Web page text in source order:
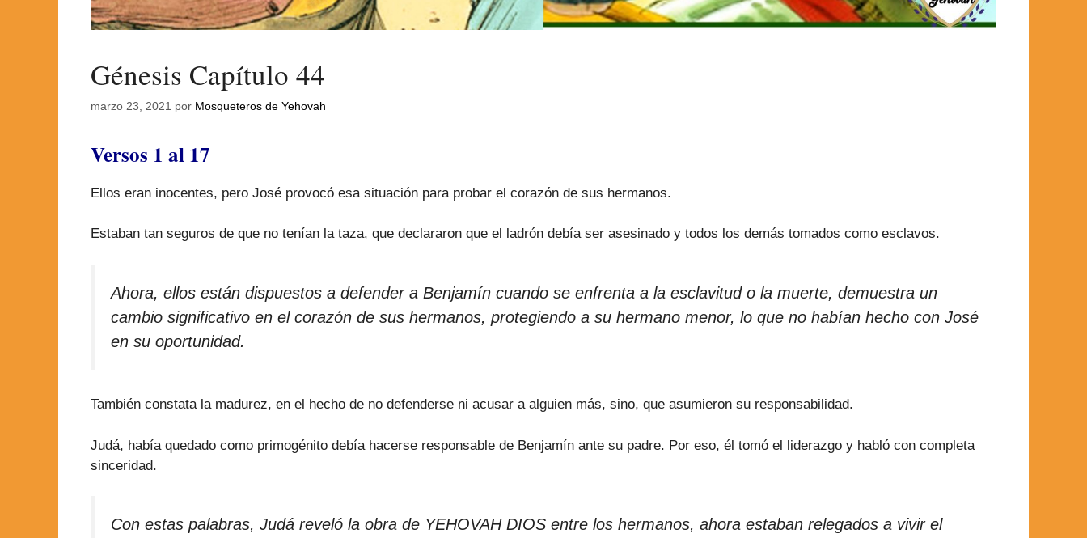
Génesis Capítulo 44
marzo 23, 2021 por Mosqueteros de Yehovah
Versos 1 al 17
Ellos eran inocentes, pero José provocó esa situación para probar el corazón de sus hermanos.
Estaban tan seguros de que no tenían la taza, que declararon que el ladrón debía ser asesinado y todos los demás tomados como esclavos.
Ahora, ellos están dispuestos a defender a Benjamín cuando se enfrenta a la esclavitud o la muerte, demuestra un
cambio significativo en el corazón de sus hermanos, protegiendo a su hermano menor, lo que no habían hecho con José
en su oportunidad.
También constata la madurez, en el hecho de no defenderse ni acusar a alguien más, sino, que asumieron su responsabilidad.
Judá, había quedado como primogénito debía hacerse responsable de Benjamín ante su padre. Por eso, él tomó el liderazgo y habló con completa
sinceridad.
Con estas palabras, Judá reveló la obra de YEHOVAH DIOS entre los hermanos, ahora estaban relegados a vivir el